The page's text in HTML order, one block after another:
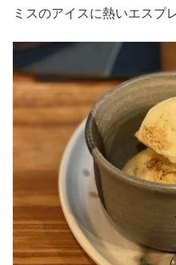
ミスのアイスに熱いエスプ